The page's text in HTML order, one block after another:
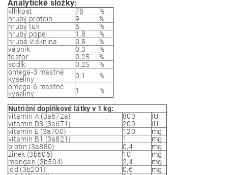
Analytické složky:
vlhkost 78
%
hrubý protein
9
%
hrubý tuk
6
%
hrubý popel
1,8
%
hrubá vláknina
0,8
%
vápník
0,3
%
fosfor
0,25
%
sodík
0,25
%
omega-3 mastné
kyseliny
0,1
%
omega-6 mastné
kyseliny
1 %
Nutriční doplňkové látky v 1 kg:
vitamin A (3a672a)
800
IU
vitamin D3 (3a671)
200
IU
vitamin E (3a700)
120
mg
vitamin B1 (3a821)
1
mg
biotin (3a880)
0,4
mg
zinek (3b606)
10
mg
mangan (3b504)
2,4
mg
jód (3b201)
0,6
mg